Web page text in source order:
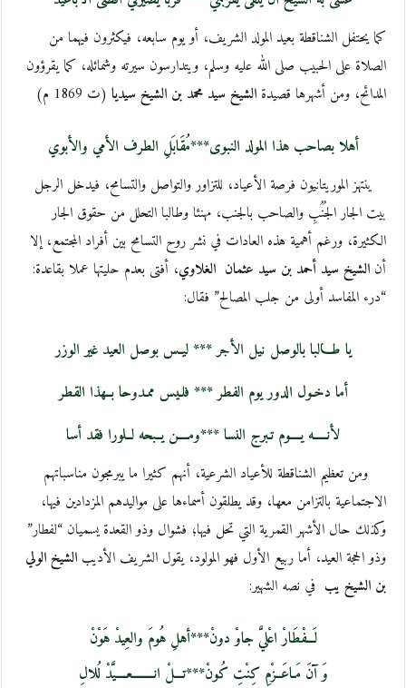
كما يحتفل الشناقطة بعيد المولد الشريف، أو يوم سابعه، فيكثرون فيهما من
الصلاة على الحبيب صلى الله عليه وسلم، ويتدارسون سيرته وشمائله، كما يقرؤون
المدائح، ومن أشهرها قصيدةالشيخ سيد محمد بن الشيخ سيديا (ت 1869 م)
أهلا بصاحب هذا المولد النبوى***مُقَابَلِ الطرف الأمي والأبوي
ينتهز الموريتانيون فرصة الأعياد، للتزاور والتواصل والتسامح، فيدخل الرجل
بيت الجار الجُنُبِ والصاحب بالجنب، مهنئا وطالبا التحلل من حقوق الجار
الكثيرة، ورغم أهمية هذه العادات في نشر روح التسامح بين أفراد المجتمع، إلا
أنالشيخ سيد أحمد بن سيد عثمان الغلاوي، أفتى بعدم حليتها عملا بقاعدة:
“درء المفاسد أولى من جلب المصالح” فقال:
يا طـــالبا بالوصل نيل الأجر *** ليـس بوصل العيد غير الوزر
أما دخـول الدور يوم الفطر *** فلـيس ممـدوحا بــهذا القطر
لأنـــــه يــــوم تـبرج النسا ***ومــــن يــبحه لــلورا فقد أسا
ومن تعظيم الشناقطة للأعياد الشرعية، أنهم كثيرا ما يبرمجون مناسباتهم
الاجتماعية بالتزامن معها، وقد يطلقون أسماءها على مواليدهم المزدادين فيها،
وكذلك حال الأشهر القمرية التي تحل فيها؛ فشوال وذو القعدة يسميان “لفطار”
وذو الحجة العيد، أما ربيع الأول فهو المولود، يقول الشريف الأديبالشيخ الولي
بن الشيخ يب في نصه الشهير:
لَـــفْطَارْ اعْليَّ جاوْ دونْ***أهلِ هُومَ والعِيدْ هَوْنْ
وَ آنَ مَـاعَــزْمِ كِنْتِ كُونْ***تـــلْ انــــــــعــــيَّدْ لُلالِ